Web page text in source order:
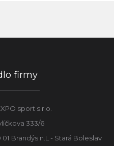
firmy
sport s.r.o.
333/6
01 Brandýs n.L - Stará Boleslav